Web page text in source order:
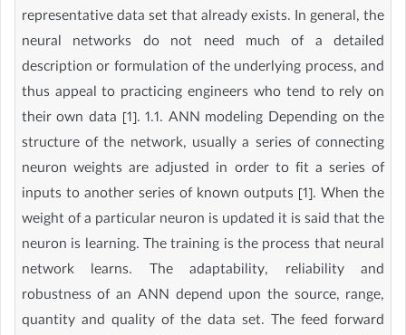
representative data set that already exists. In general, the
neural networks do not need much of a detailed
description or formulation of the underlying process, and
thus appeal to practicing engineers who tend to rely on
their own data [1]. 1.1. ANN modeling Depending on the
structure of the network, usually a series of connecting
neuron weights are adjusted in order to fit a series of
inputs to another series of known outputs [1]. When the
weight of a particular neuron is updated it is said that the
neuron is learning. The training is the process that neural
network learns. The adaptability, reliability and
robustness of an ANN depend upon the source, range,
quantity and quality of the data set. The feed forward